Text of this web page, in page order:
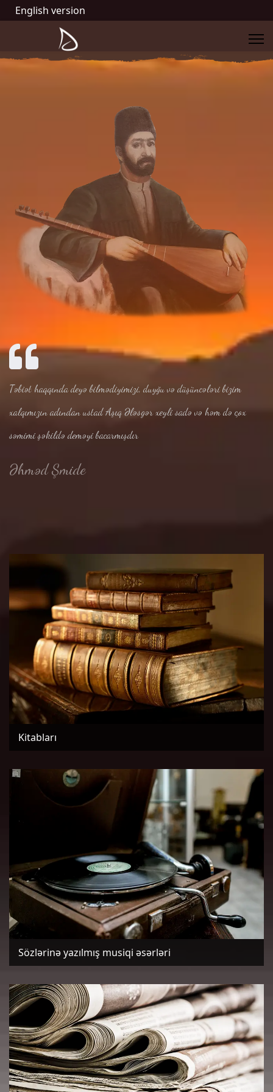
English version
Təbiət haqqında deyə bilmədiyimizi, duyğu və düşüncələri bizim
xalqımızın adından ustad Aşıq Ələsgər xeyli sadə və həm də çox
səmimi şəkildə deməyi bacarmışdır
Əhməd Şmide
Kitabları
Sözlərinə yazılmış musiqi əsərləri